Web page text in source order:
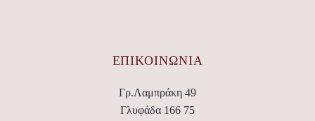
ΕΠΙΚΟΙΝΩΝΊΑ
Γρ.Λαμπράκη 49
Γλυφάδα 166 75